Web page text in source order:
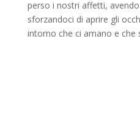
perso i nostri affetti,
sforzandoci di aprire gli
intorno che ci amano e che